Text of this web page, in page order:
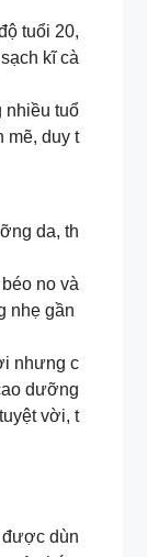
tuổi 20,
kĩ cà
nhiều tuổ
mẽ, duy t
da, th
no và
nhẹ gần
nhưng c
dưỡng
vời, t
được dùn